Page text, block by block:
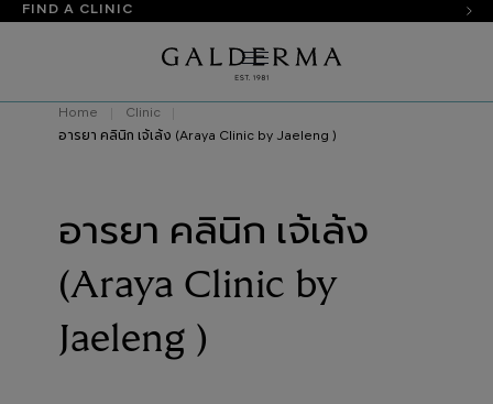
FIND A CLINIC
Home
Clinic
อารยา คลินิก เจ้เล้ง (Araya Clinic by Jaeleng )
อารยา คลินิก เจ้เล้ง
(Araya Clinic by
Jaeleng )